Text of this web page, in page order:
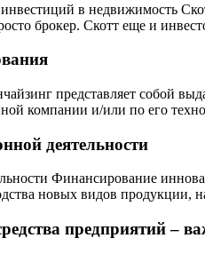
в недвижимость
брокер. Скотт еще и
представляет собой
компании и/или по его
деятельности
Финансирование
новых видов продукции,
предприятий –